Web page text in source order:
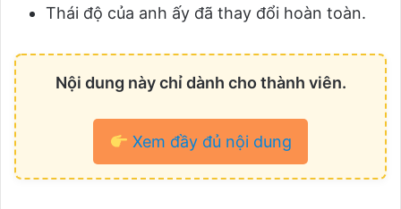
Thái độ của anh ấy đã thay đổi hoàn toàn.
Nội dung này chỉ dành cho thành viên.
Xem đầy đủ nội dung